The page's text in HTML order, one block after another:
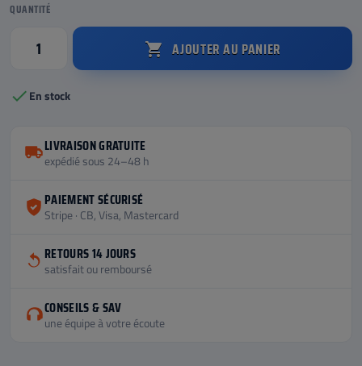
QUANTITÉ
 AJOUTER AU PANIER
En stock
LIVRAISON GRATUITE
expédié sous 24–48 h
PAIEMENT SÉCURISÉ
Stripe · CB, Visa, Mastercard
RETOURS 14 JOURS
satisfait ou remboursé
CONSEILS & SAV
une équipe à votre écoute